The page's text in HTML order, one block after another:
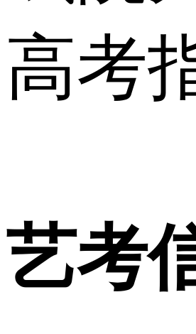
高考
艺考